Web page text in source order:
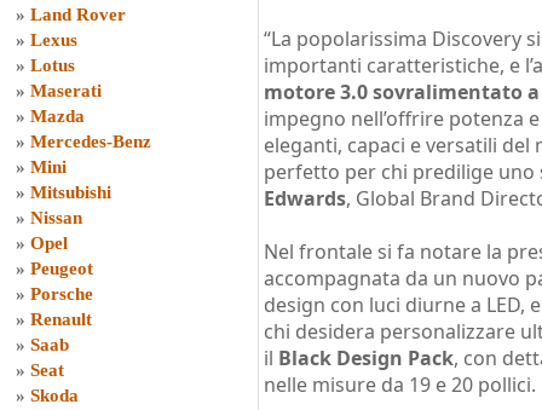
» Land Rover
» Lexus
» Lotus
» Maserati
» Mazda
» Mercedes-Benz
» Mini
» Mitsubishi
» Nissan
» Opel
» Peugeot
» Porsche
» Renault
» Saab
» Seat
» Skoda
“La popolarissima Discovery
importanti caratteristiche, e
motore 3.0 sovralimentato
impegno nell’offrire potenza
eleganti, capaci e versatili del
perfetto per chi predilige
Edwards, Global Brand
Nel frontale si fa notare la
accompagnata da un nuovo
design con luci diurne a LED,
chi desidera personalizzare
il Black Design Pack, con
nelle misure da 19 e 20 pollici.